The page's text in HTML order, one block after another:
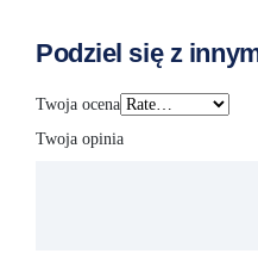
Podziel się z
Twoja ocena
Twoja opinia